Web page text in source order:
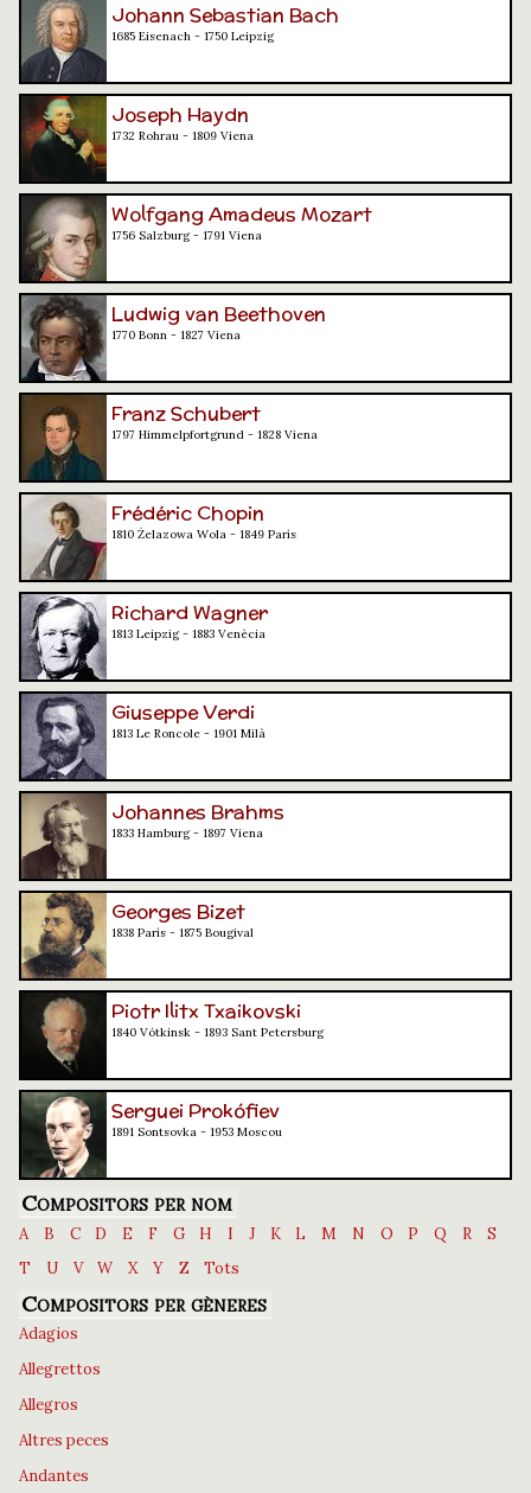
Johann Sebastian Bach
1685 Eisenach - 1750 Leipzig
Joseph Haydn
1732 Rohrau - 1809 Viena
Wolfgang Amadeus Mozart
1756 Salzburg - 1791 Viena
Ludwig van Beethoven
1770 Bonn - 1827 Viena
Franz Schubert
1797 Himmelpfortgrund - 1828 Viena
Frédéric Chopin
1810 Żelazowa Wola - 1849 París
Richard Wagner
1813 Leipzig - 1883 Venècia
Giuseppe Verdi
1813 Le Roncole - 1901 Milà
Johannes Brahms
1833 Hamburg - 1897 Viena
Georges Bizet
1838 París - 1875 Bougival
Piotr Ilitx Txaikovski
1840 Vótkinsk - 1893 Sant Petersburg
Serguei Prokófiev
1891 Sontsovka - 1953 Moscou
Compositors per nom
A B C D E F G H I J K L M N O P Q R
S
T
U V W X Y Z Tots
Compositors per gèneres
Adagios
Allegrettos
Allegros
Altres peces
Andantes